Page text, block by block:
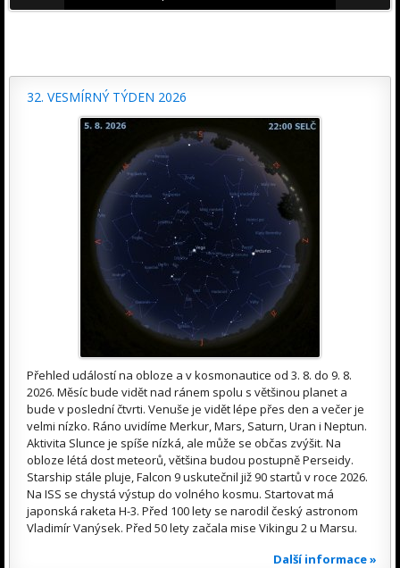
32. VESMÍRNÝ TÝDEN 2026
Přehled událostí na obloze a v kosmonautice od 3. 8. do 9. 8.
2026. Měsíc bude vidět nad ránem spolu s většinou planet a
bude v poslední čtvrti. Venuše je vidět lépe přes den a večer je
velmi nízko. Ráno uvidíme Merkur, Mars, Saturn, Uran i Neptun.
Aktivita Slunce je spíše nízká, ale může se občas zvýšit. Na
obloze létá dost meteorů, většina budou postupně Perseidy.
Starship stále pluje, Falcon 9 uskutečnil již 90 startů v roce 2026.
Na ISS se chystá výstup do volného kosmu. Startovat má
japonská raketa H-3. Před 100 lety se narodil český astronom
Vladimír Vanýsek. Před 50 lety začala mise Vikingu 2 u Marsu.
Další informace »